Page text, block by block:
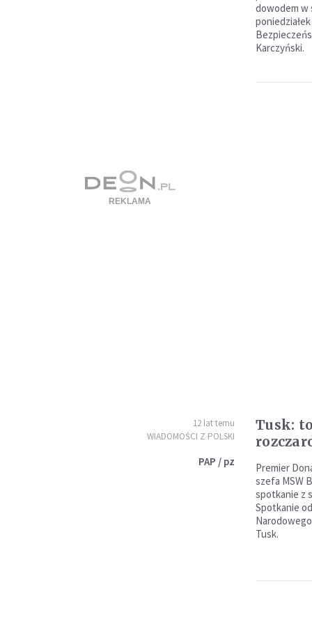
dowodem w
Karczyński.
12 lat temu
WIADOMOŚCI Z POLSKI
PAP / pz
Tusk:
Premier
szefa MSW
spotkanie z
Spotkanie
Tusk.